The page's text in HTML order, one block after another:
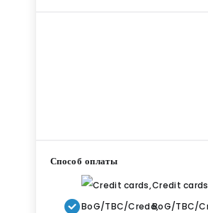
Способ оплаты
Credit
BoG/TBC/